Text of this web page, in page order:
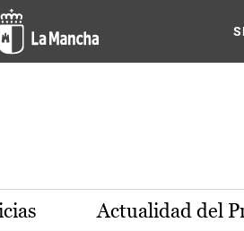
la región de
Actualidad del